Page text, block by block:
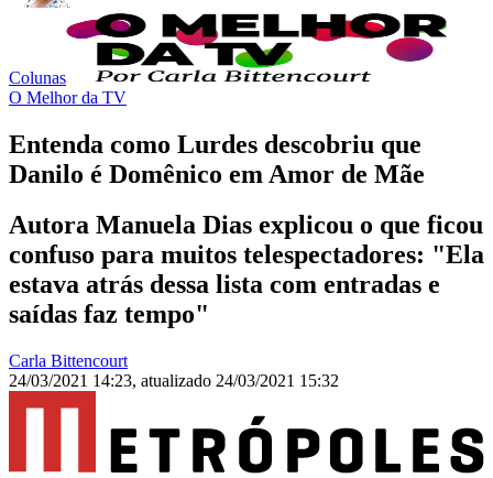
Colunas
O Melhor da TV
Entenda como Lurdes descobriu que
Danilo é Domênico em Amor de Mãe
Autora Manuela Dias explicou o que ficou
confuso para muitos telespectadores: "Ela
estava atrás dessa lista com entradas e
saídas faz tempo"
Carla Bittencourt
24/03/2021 14:23, atualizado 24/03/2021 15:32